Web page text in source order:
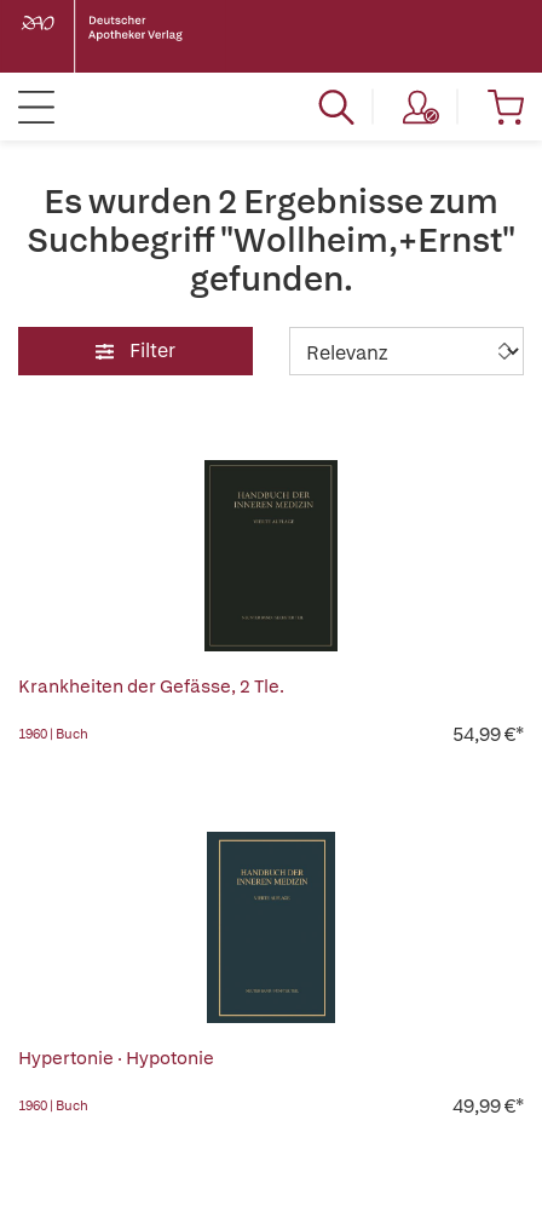
Es wurden 2 Ergebnisse zum
Suchbegriff "Wollheim,+Ernst"
gefunden.
Filter
Krankheiten der Gefässe, 2 Tle.
1960 | Buch 54,99 €*
Hypertonie · Hypotonie
1960 | Buch 49,99 €*